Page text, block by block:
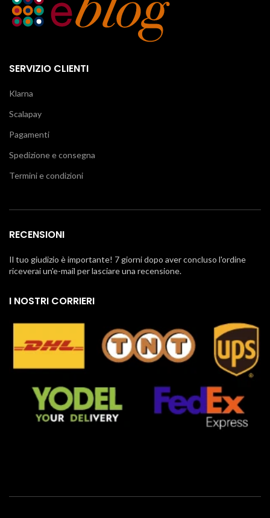
SERVIZIO CLIENTI
Klarna
Scalapay
Pagamenti
Spedizione e consegna
Termini e condizioni
RECENSIONI
Il tuo giudizio è importante! 7 giorni dopo aver concluso l'ordine
riceverai un'e-mail per lasciare una recensione.
I NOSTRI CORRIERI